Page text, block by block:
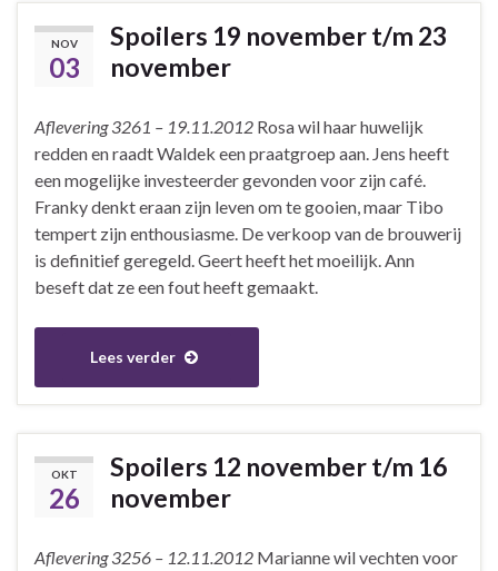
NOV
03
Spoilers 19 november t/m 23
november
Aflevering 3261 – 19.11.2012 Rosa wil haar huwelijk
redden en raadt Waldek een praatgroep aan. Jens heeft
een mogelijke investeerder gevonden voor zijn café.
Franky denkt eraan zijn leven om te gooien, maar Tibo
tempert zijn enthousiasme. De verkoop van de brouwerij
is definitief geregeld. Geert heeft het moeilijk. Ann
beseft dat ze een fout heeft gemaakt.
Lees verder
OKT
26
Spoilers 12 november t/m 16
november
Aflevering 3256 – 12.11.2012 Marianne wil vechten voor